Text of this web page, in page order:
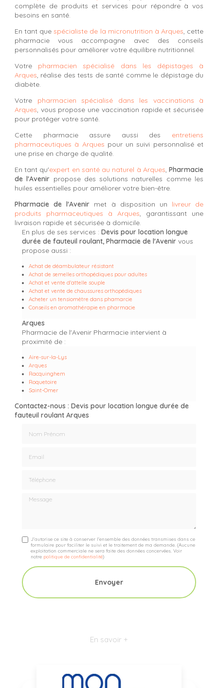
complète de produits et services pour répondre à vos
besoins en santé.
En tant quespécialiste de la micronutrition à Arques, cette
pharmacie vous accompagne avec des conseils
personnalisés pour améliorer votre équilibre nutritionnel.
Votre pharmacien spécialisé dans les dépistages à
Arques, réalise des tests de santé comme le dépistage du
diabète.
Votre pharmacien spécialisé dans les vaccinations à
Arques, vous propose une vaccination rapide et sécurisée
pour protéger votre santé.
Cette pharmacie assure aussi des entretiens
pharmaceutiques à Arques pour un suivi personnalisé et
une prise en charge de qualité.
En tant qu'expert en santé au naturel à Arques,Pharmacie
de l'Avenir propose des solutions naturelles comme les
huiles essentielles pour améliorer votre bien-être.
Pharmacie de l'Avenir met à disposition un livreur de
produits pharmaceutiques à Arques, garantissant une
livraison rapide et sécurisée à domicile.
En plus de ses services : Devis pour location longue
durée de fauteuil roulant, Pharmacie de l'Avenir vous
propose aussi :
Achat de déambulateur résistant
Achat de semelles orthopédiques pour adultes
Achat et vente d'attelle souple
Achat et vente de chaussures orthopédiques
Acheter un tensiomètre dans phamarcie
Conseils en aromathérapie en pharmacie
Arques
Pharmacie de l'Avenir Pharmacie intervient à
proximité de :
Aire-sur-la-Lys
Arques
Racquinghem
Roquetoire
Saint-Omer
Contactez-nous : Devis pour location longue durée de
fauteuil roulant Arques
Message
J'autorise ce site à conserver l'ensemble des données transmises dans ce
formulaire pour faciliter le suivi et le traitement de ma demande.(Aucune
exploitation commerciale ne sera faite des données concervées. Voir
notre politique de confidentialité)
En savoir +